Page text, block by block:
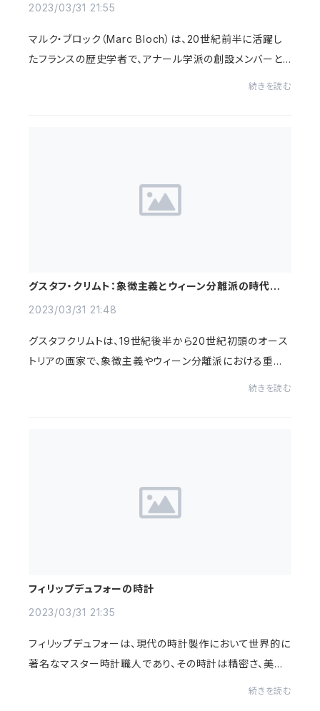
2023/03/31 21:55
マルク・ブロック（Marc Bloch）は、20世紀前半に活躍し
たフランスの歴史学者で、アナール学派の創設メンバーと
続きを読む
グスタフ・クリムト：象徴主義とウィーン分離派の時代を超
2023/03/31 21:48
グスタフクリムトは、19世紀後半から20世紀初頭のオース
トリアの画家で、象徴主義やウィーン分離派における重要
続きを読む
フィリップデュフォーの時計
2023/03/31 21:35
フィリップデュフォーは、現代の時計製作において世界的に
著名なマスター時計職人であり、その時計は精密さ、美し
続きを読む